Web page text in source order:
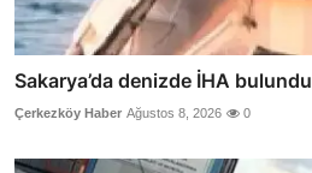
Sakarya’da denizde İHA bulundu
Çerkezköy Haber Ağustos 8, 2026 0